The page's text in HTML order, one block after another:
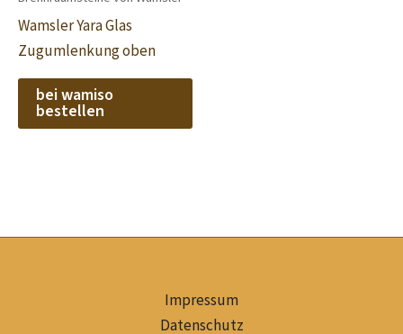
Wamsler Yara Glas
Zugumlenkung oben
bei wamiso
bestellen
Impressum
Datenschutz